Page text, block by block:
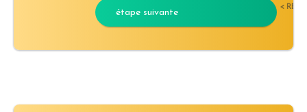
étape suivante <